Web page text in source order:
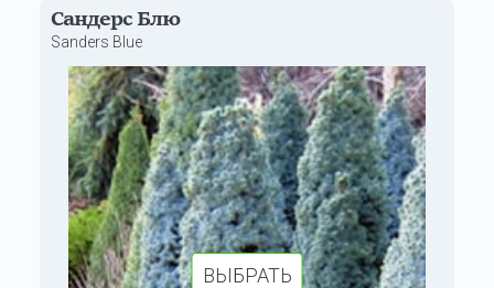
Сандерс Блю
Sanders Blue
ВЫБРАТЬ